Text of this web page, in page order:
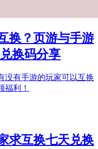
换？页游与手游
换码分享
没有手游的玩家可以互换
福利！
求互换七天兑换